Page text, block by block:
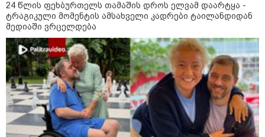
საზოგადოება
24 წლის ფეხბურთელს თამაშის დროს ელვამ დაარტყა -
ტრაგიკული მომენტის ამსახველი კადრები ტაილანდიდან
მედიაში ვრცელდება